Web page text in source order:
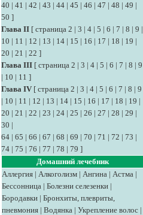
40 | 41 | 42 | 43 | 44 | 45 | 46 | 47 | 48 | 49 |
50 ]
Глава II [ страница 2 | 3 | 4 | 5 | 6 | 7 | 8 | 9 |
10 | 11 | 12 | 13 | 14 | 15 | 16 | 17 | 18 | 19 |
20 | 21 | 22 ]
Глава III [ страница 2 | 3 | 4 | 5 | 6 | 7 | 8 | 9
| 10 | 11 ]
Глава IV [ страница 2 | 3 | 4 | 5 | 6 | 7 | 8 | 9
| 10 | 11 | 12 | 13 | 14 | 15 | 16 | 17 | 18 | 19 |
20 | 21 | 22 | 23 | 24 | 25 | 26 | 27 | 28 | 29 |
30 |
64 | 65 | 66 | 67 | 68 | 69 | 70 | 71 | 72 | 73 |
74 | 75 | 76 | 77 | 78 | 79 ]
Домашний лечебник
Аллергия | Алкоголизм | Ангина | Астма |
Бессонница | Болезни селезенки |
Бородавки | Бронхиты, плевриты,
пневмония | Водянка | Укрепление волос |